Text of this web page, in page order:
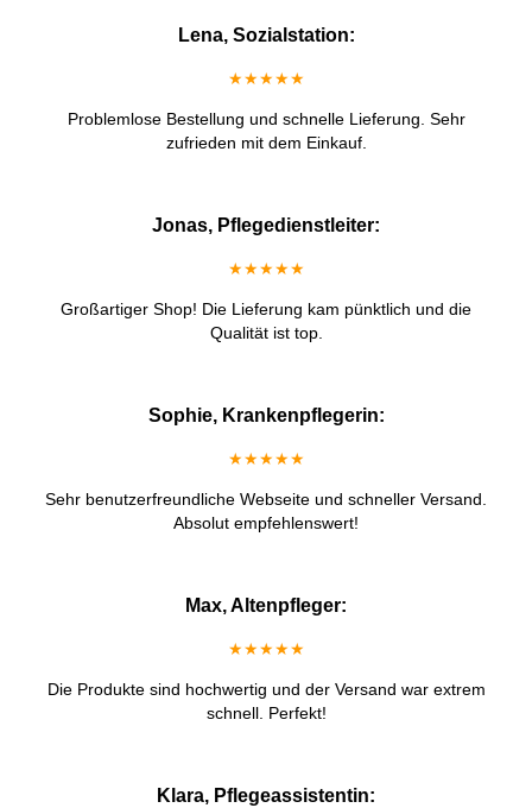
Lena, Sozialstation:
★★★★★
Problemlose Bestellung und schnelle Lieferung. Sehr
zufrieden mit dem Einkauf.
Jonas, Pflegedienstleiter:
★★★★★
Großartiger Shop! Die Lieferung kam pünktlich und die
Qualität ist top.
Sophie, Krankenpflegerin:
★★★★★
Sehr benutzerfreundliche Webseite und schneller Versand.
Absolut empfehlenswert!
Max, Altenpfleger:
★★★★★
Die Produkte sind hochwertig und der Versand war extrem
schnell. Perfekt!
Klara, Pflegeassistentin: